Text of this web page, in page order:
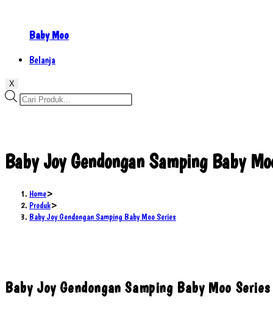
Baby Moo
Belanja
X
Products
search
Baby Joy Gendongan Samping Baby
Home>
Produk>
Baby Joy Gendongan Samping Baby Moo Series
Baby Joy Gendongan Samping Baby Moo Series